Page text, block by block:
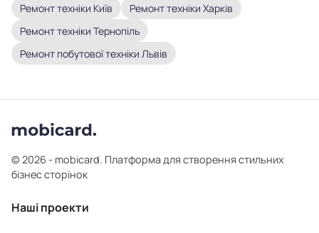
Ремонт техніки Київ
Ремонт техніки Харків
Ремонт техніки Тернопіль
Ремонт побутової техніки Львів
© 2026 - mobicard. Платформа для створення стильних
бізнес сторінок
Наші проекти